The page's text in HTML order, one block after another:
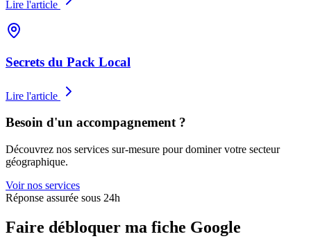
Lire l'article
Secrets du Pack Local
Lire l'article
Besoin d'un accompagnement ?
Découvrez nos services sur-mesure pour dominer votre secteur
géographique.
Voir nos services
Réponse assurée sous 24h
Faire débloquer ma fiche Google